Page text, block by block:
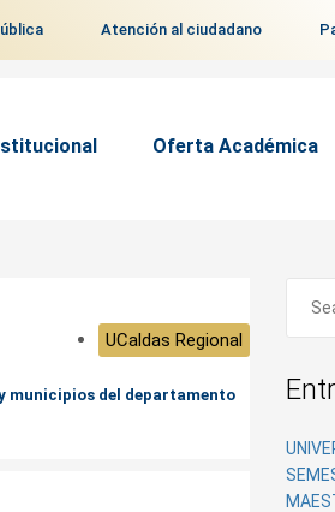
Atención al ciudadano
Oferta Académica
UCaldas Regional
municipios del departamento